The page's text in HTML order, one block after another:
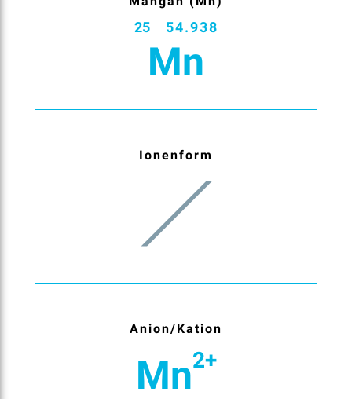
25 54.938
Mn
Ionenform
Anion/Kation
Mn2+